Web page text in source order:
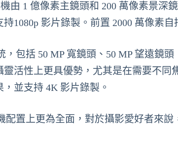
由 1 億像素主鏡頭和 200 萬像素景深
1080p 影片錄製。前置 2000 萬像素
包括 50 MP 寬鏡頭、50 MP 望遠鏡
活性上更具優勢，尤其是在需要不同
並支持 4K 影片錄製。
配置上更為全面，對於攝影愛好者來說